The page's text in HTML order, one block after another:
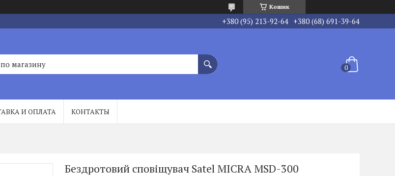
Кошик
+380 (95) 213-92-64 +380 (68) 691-39-64
И ОПЛАТА КОНТАКТЫ
Бездротовий сповіщувач Satel MICRA MSD-300